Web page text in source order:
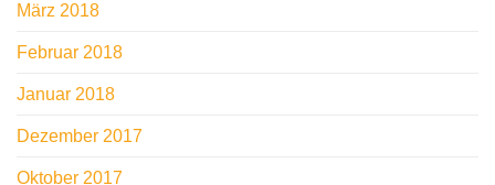
März 2018
Februar 2018
Januar 2018
Dezember 2017
Oktober 2017